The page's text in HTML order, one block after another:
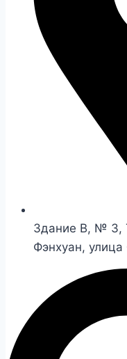
Здание B, № 3,
Фэнхуан,